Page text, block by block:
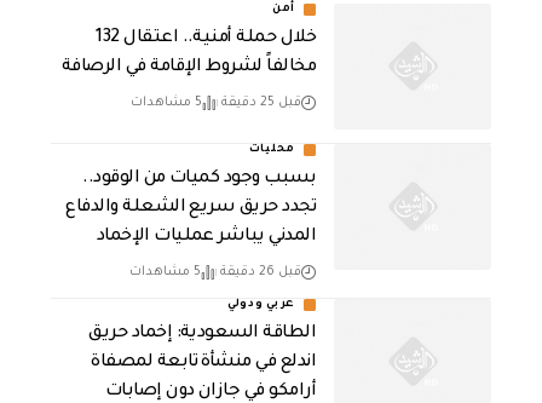
أمن
خلال حملة أمنية.. اعتقال 132
مخالفاً لشروط الإقامة في الرصافة
قبل 25 دقيقة 5 مشاهدات
محليات
بسبب وجود كميات من الوقود..
تجدد حريق سريع الشعلة والدفاع
المدني يباشر عمليات الإخماد
قبل 26 دقيقة 5 مشاهدات
عربي ودولي
‏الطاقة السعودية: إخماد حريق
اندلع في منشأة تابعة لمصفاة
أرامكو في جازان دون إصابات